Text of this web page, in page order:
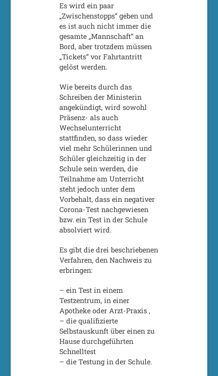
Es wird ein paar
„Zwischenstopps“ geben und
es ist auch nicht immer die
gesamte „Mannschaft“ an
Bord, aber trotzdem müssen
„Tickets“ vor Fahrtantritt
gelöst werden.
Wie bereits durch das
Schreiben der Ministerin
angekündigt, wird sowohl
Präsenz- als auch
Wechselunterricht
stattfinden, so dass wieder
viel mehr Schülerinnen und
Schüler gleichzeitig in der
Schule sein werden, die
Teilnahme am Unterricht
steht jedoch unter dem
Vorbehalt, dass ein negativer
Corona-Test nachgewiesen
bzw. ein Test in der Schule
absolviert wird.
Es gibt die drei beschriebenen
Verfahren, den Nachweis zu
erbringen:
– ein Test in einem
Testzentrum, in einer
Apotheke oder Arzt-Praxis ,
– die qualifizierte
Selbstauskunft über einen zu
Hause durchgeführten
Schnelltest
– die Testung in der Schule.